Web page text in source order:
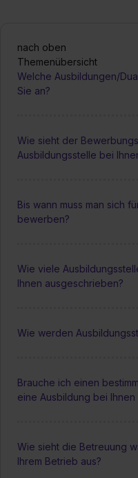
nach oben
Themenübersicht
Welche Ausbildungen/
Sie an?
Wie sieht der
Ausbildungsstelle bei
Bis wann muss man sich
bewerben?
Wie viele
Ihnen ausgeschrieben?
Wie werden
Brauche ich einen
eine Ausbildung bei Ihnen
Wie sieht die Betreuung
Ihrem Betrieb aus?